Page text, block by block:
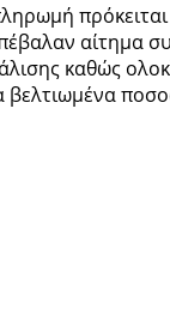
αίτημα
καθώς
βελτιωμένα